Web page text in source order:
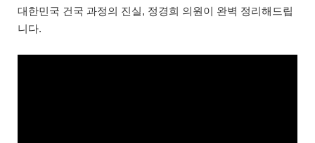
대한민국 건국 과정의 진실, 정경희 의원이 완벽 정리해드립
니다.